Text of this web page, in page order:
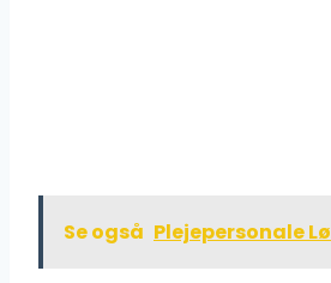
Se også Plejepersonale